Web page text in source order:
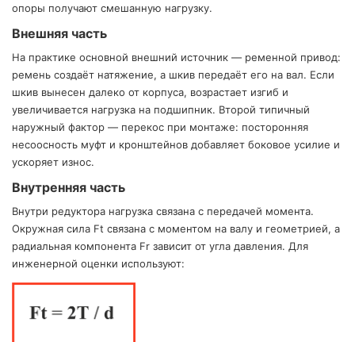
опоры получают смешанную нагрузку.
Внешняя часть
На практике основной внешний источник — ременной привод:
ремень создаёт натяжение, а шкив передаёт его на вал. Если
шкив вынесен далеко от корпуса, возрастает изгиб и
увеличивается нагрузка на подшипник. Второй типичный
наружный фактор — перекос при монтаже: посторонняя
несоосность муфт и кронштейнов добавляет боковое усилие и
ускоряет износ.
Внутренняя часть
Внутри редуктора нагрузка связана с передачей момента.
Окружная сила Ft связана с моментом на валу и геометрией, а
радиальная компонента Fr зависит от угла давления. Для
инженерной оценки используют: